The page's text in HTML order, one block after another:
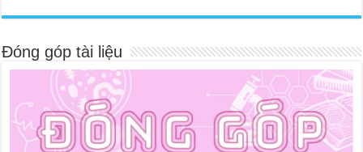
Đóng góp tài liệu